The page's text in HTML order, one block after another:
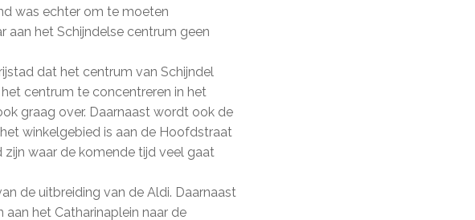
was echter om te moeten
het Schijndelse centrum geen
dat het centrum van Schijndel
centrum te concentreren in het
graag over. Daarnaast wordt ook de
winkelgebied is aan de Hoofdstraat
waar de komende tijd veel gaat
de uitbreiding van de Aldi. Daarnaast
het Catharinaplein naar de